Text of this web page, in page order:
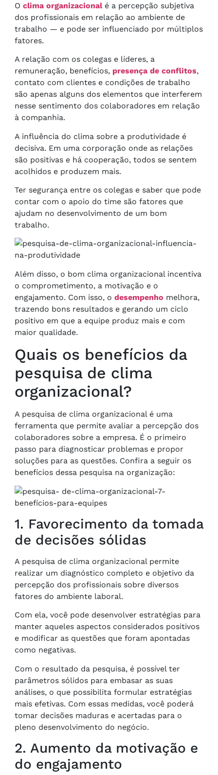
O clima organizacionalé a percepção subjetiva
dos profissionais em relação ao ambiente de
trabalho — e pode ser influenciado por múltiplos
fatores.
A relação com os colegas e líderes, a
remuneração, benefícios, presença de conflitos,
contato com clientes e condições de trabalho
são apenas alguns dos elementos que interferem
nesse sentimento dos colaboradores em relação
à companhia.
A influência do clima sobre a produtividade é
decisiva. Em uma corporação onde as relações
são positivas e há cooperação, todos se sentem
acolhidos e produzem mais.
Ter segurança entre os colegas e saber que pode
contar com o apoio do time são fatores que
ajudam no desenvolvimento de um bom
trabalho.
Além disso, o bom clima organizacional incentiva
o comprometimento, a motivação e o
engajamento. Com isso, o desempenho melhora,
trazendo bons resultados e gerando um ciclo
positivo em que a equipe produz mais e com
maior qualidade.
Quais os benefícios da
pesquisa de clima
organizacional?
A pesquisa de clima organizacional é uma
ferramenta que permite avaliar a percepção dos
colaboradores sobre a empresa. É o primeiro
passo para diagnosticar problemas e propor
soluções para as questões. Confira a seguir os
benefícios dessa pesquisa na organização:
1. Favorecimento da tomada
de decisões sólidas
A pesquisa de clima organizacional permite
realizar um diagnóstico completo e objetivo da
percepção dos profissionais sobre diversos
fatores do ambiente laboral.
Com ela, você pode desenvolver estratégias para
manter aqueles aspectos considerados positivos
e modificar as questões que foram apontadas
como negativas.
Com o resultado da pesquisa, é possível ter
parâmetros sólidos para embasar as suas
análises, o que possibilita formular estratégias
mais efetivas. Com essas medidas, você poderá
tomar decisões maduras e acertadas para o
pleno desenvolvimento do negócio.
2. Aumento da motivação e
do engajamento